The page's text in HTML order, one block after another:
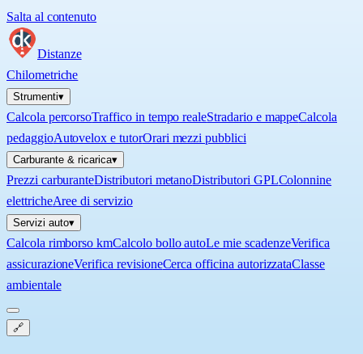
Salta al contenuto
Distanze
Chilometriche
Strumenti▾
Calcola percorsoTraffico in tempo realeStradario e mappeCalcola
pedaggioAutovelox e tutorOrari mezzi pubblici
Carburante & ricarica▾
Prezzi carburanteDistributori metanoDistributori GPLColonnine
elettricheAree di servizio
Servizi auto▾
Calcola rimborso kmCalcolo bollo autoLe mie scadenzeVerifica
assicurazioneVerifica revisioneCerca officina autorizzataClasse
ambientale
🔗